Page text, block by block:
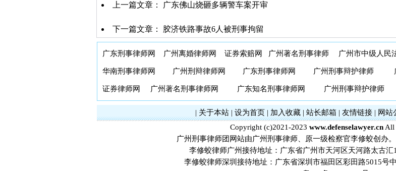
上一篇文章： 广东佛山烧砸多辆警车案开审
下一篇文章： 胶济铁路事故6人被刑事拘留
广东刑事律师网 广州离婚律师网 证券索赔网 广州著名刑事律师 广州市中级人民
华南刑事律师网 广州刑辩律师网 广东刑事律师网 广州刑事辩护律师
证券律师网 广州著名刑事律师网 广东知名刑事律师网 广州刑事辩护律师
| 关于本站| 设为首页| 加入收藏| 站长邮箱 | 友情链接| 网站
Copyright (c)2021-2023 www.defenselawyer.cn All
广州刑事律师团网站由广州刑事律师、原一级检察官李修蛟创办
李修蛟律师广州接待地址：广东省广州市天河区天河路太古汇
李修蛟律师深圳接待地址：广东省深圳市福田区彩田路5015号